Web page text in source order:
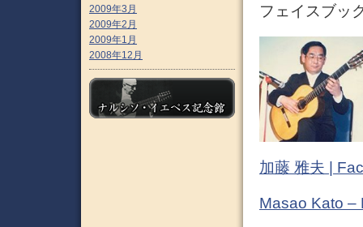
フェイスブッ
加藤 雅夫 |
Masao Kato –
2009年3月
2009年2月
2009年1月
2008年12月